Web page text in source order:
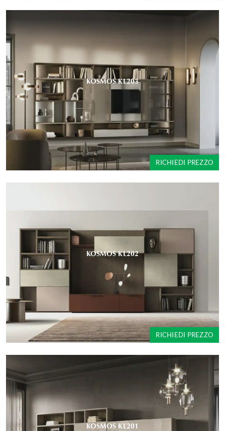
KOSMOS KL203
RICHIEDI PREZZO
KOSMOS KL202
RICHIEDI PREZZO
KOSMOS KL201